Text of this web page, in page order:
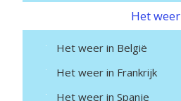
Het weer
Het weer in België
Het weer in Frankrijk
Het weer in Spanje